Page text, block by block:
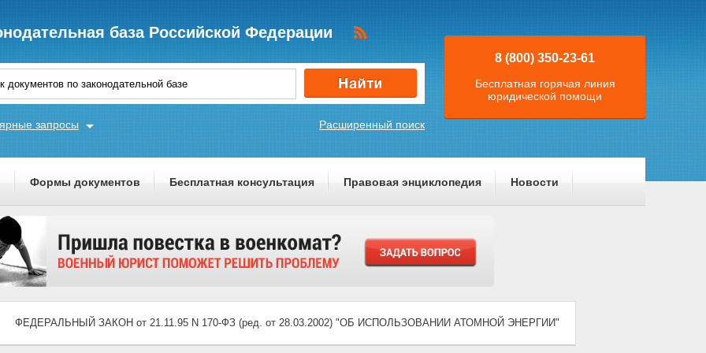
база Российской Федерации
Расширенный поиск
запросы
8 (800) 350-23-61
Бесплатная горячая линия
юридической помощи
Формы документов Бесплатная консультация Правовая энциклопедия Новости
ФЕДЕРАЛЬНЫЙ ЗАКОН от 21.11.95 N 170-ФЗ (ред. от 28.03.2002) "ОБ ИСПОЛЬЗОВАНИИ АТОМНОЙ ЭНЕРГИИ"